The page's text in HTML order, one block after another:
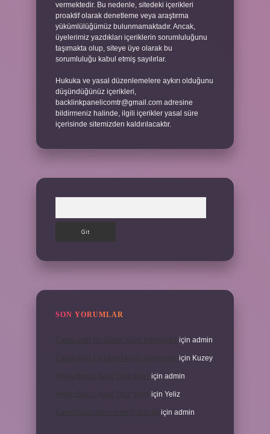
vermektedir. Bu nedenle, sitedeki içerikleri
proaktif olarak denetleme veya araştırma
yükümlülüğümüz bulunmamaktadır. Ancak,
üyelerimiz yazdıkları içeriklerin sorumluluğunu
taşımakta olup, siteye üye olarak bu
sorumluluğu kabul etmiş sayılırlar.
Hukuka ve yasal düzenlemelere aykırı olduğunu
düşündüğünüz içerikleri,
backlinkpanelicomtr@gmail.com adresine
bildirmeniz halinde, ilgili içerikler yasal süre
içerisinde sitemizden kaldırılacaktır.
SON YORUMLAR
için admin
için Kuzey
Akrep Burcu Nasıl Özür Diler için admin
Akrep Burcu Nasıl Özür Diler için Yeliz
için admin